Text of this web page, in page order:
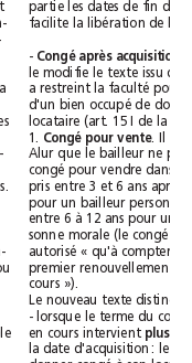
lequel le congé met fin à l'engagement
de la caution. Le texte nouveau rempla-
de la soli-
e: l'article 11-2 de la
prévu un mécanisme de prorogation des
mis en copropriété,  dans les zones ten-
La loi nouvelle en modifie les conditions.
d'habitation ou à usage mixte d'habita-
tion et professionnel, de 5 logements ou
ans des baux, il était donc plus favorable
-
1. Congé pour vente
cours »).
en cours intervient